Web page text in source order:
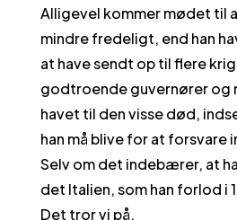
Alligevel kommer mødet til
mindre fredeligt, end han
at have sendt op til flere
godtroende guvernører og
havet til den visse død,
han må blive for at forsvare
Selv om det indebærer, at
det Italien, som han forlod i
Det tror vi på.